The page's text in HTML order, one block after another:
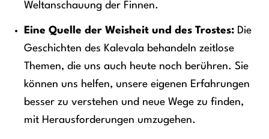
Weltanschauung der Finnen.
Eine Quelle der Weisheit und des Trostes:Die
Geschichten des Kalevala behandeln zeitlose
Themen, die uns auch heute noch berühren. Sie
können uns helfen, unsere eigenen Erfahrungen
besser zu verstehen und neue Wege zu finden,
mit Herausforderungen umzugehen.